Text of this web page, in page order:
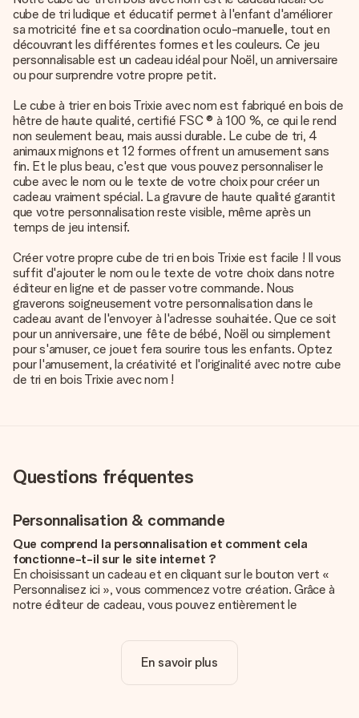
cube de tri ludique et éducatif permet à l'enfant d'améliorer
sa motricité fine et sa coordination oculo-manuelle, tout en
découvrant les différentes formes et les couleurs. Ce jeu
personnalisable est un cadeau idéal pour Noël, un anniversaire
ou pour surprendre votre propre petit.
Le cube à trier en bois Trixie avec nom est fabriqué en bois de
hêtre de haute qualité, certifié FSC ® à 100 %, ce qui le rend
non seulement beau, mais aussi durable. Le cube de tri, 4
animaux mignons et 12 formes offrent un amusement sans
fin. Et le plus beau, c'est que vous pouvez personnaliser le
cube avec le nom ou le texte de votre choix pour créer un
cadeau vraiment spécial. La gravure de haute qualité garantit
que votre personnalisation reste visible, même après un
temps de jeu intensif.
Créer votre propre cube de tri en bois Trixie est facile ! Il vous
suffit d'ajouter le nom ou le texte de votre choix dans notre
éditeur en ligne et de passer votre commande. Nous
graverons soigneusement votre personnalisation dans le
cadeau avant de l'envoyer à l'adresse souhaitée. Que ce soit
pour un anniversaire, une fête de bébé, Noël ou simplement
pour s'amuser, ce jouet fera sourire tous les enfants. Optez
pour l'amusement, la créativité et l'originalité avec notre cube
de tri en bois Trixie avec nom !
Questions fréquentes
Personnalisation & commande
Que comprend la personnalisation et comment cela
fonctionne-t-il sur le site internet ?
En choisissant un cadeau et en cliquant sur le bouton vert «
Personnalisez ici », vous commencez votre création. Grâce à
notre éditeur de cadeau, vous pouvez entièrement le
unique pour ajouter une touche finale à votre cadeau.
La personnalisation est-elle comprise dans le prix ?
En savoir plus